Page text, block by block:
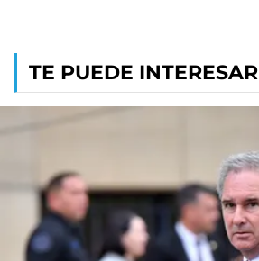
TE PUEDE INTERESAR